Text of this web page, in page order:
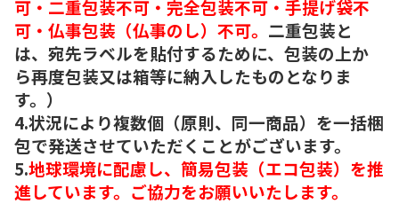
可・二重包装不可・完全包装不可・手提げ袋不
可・仏事包装（仏事のし）不可。 二重包装と
は、宛先ラベルを貼付するために、包装の上か
ら再度包装又は箱等に納入したものとなりま
す。）
4.状況により複数個（原則、同一商品）を一括梱
包で発送させていただくことがございます。
5.地球環境に配慮し、簡易包装（エコ包装）を推
進しています。ご協力をお願いいたします。